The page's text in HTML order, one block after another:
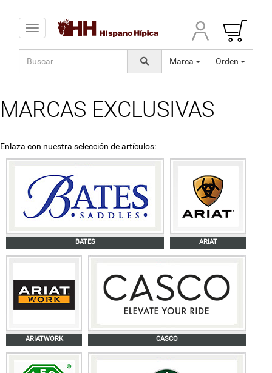
Toggle navigation
Marca Orden
MARCAS EXCLUSIVAS
Enlaza con nuestra selección de artículos:
BATES ARIAT
ARIATWORK CASCO